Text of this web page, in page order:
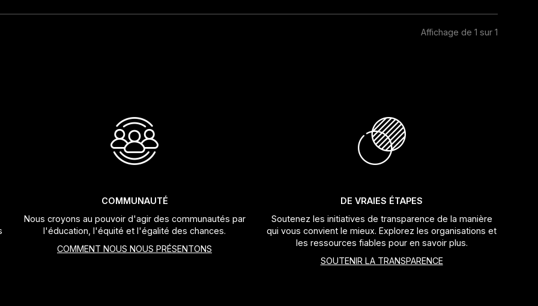
Affichage de 1 sur 1
COMMUNAUTÉ
Nous croyons au pouvoir d'agir des communautés par
l'éducation, l'équité et l'égalité des chances.
COMMENT NOUS NOUS PRÉSENTONS
DE VRAIES ÉTAPES
Soutenez les initiatives de transparence de la manière
qui vous convient le mieux. Explorez les organisations et
les ressources fiables pour en savoir plus.
SOUTENIR LA TRANSPARENCE